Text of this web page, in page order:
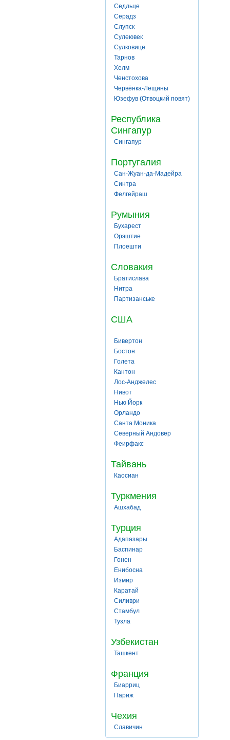
Седльце
Серадз
Слупск
Сулеювек
Сулковице
Тарнов
Хелм
Ченстохова
Червёнка-Лещины
Юзефув (Отвоцкий повят)
Республика
Сингапур
Сингапур
Португалия
Сан-Жуан-да-Мадейра
Синтра
Фелгейраш
Румыния
Бухарест
Орэштие
Плоешти
Словакия
Братислава
Нитра
Партизанське
США
Бивертон
Бостон
Голета
Кантон
Лос-Анджелес
Нивот
Нью Йорк
Орландо
Санта Моника
Северный Андовер
Феирфакс
Тайвань
Каосиан
Туркмения
Ашхабад
Турция
Адапазары
Баспинар
Гонен
Енибосна
Измир
Каратай
Силиври
Стамбул
Тузла
Узбекистан
Ташкент
Франция
Биарриц
Париж
Чехия
Славичин